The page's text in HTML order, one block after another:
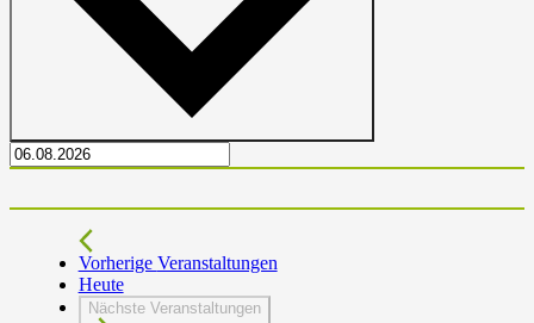
Vorherige Veranstaltungen
Heute
Nächste Veranstaltungen